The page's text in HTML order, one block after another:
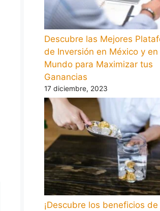
Descubre las Mejores
de Inversión en México y en
Mundo para Maximizar tus
Ganancias
17 diciembre, 2023
¡Descubre los beneficios